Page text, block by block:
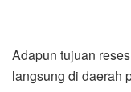
Adapun tujuan
langsung di daerah